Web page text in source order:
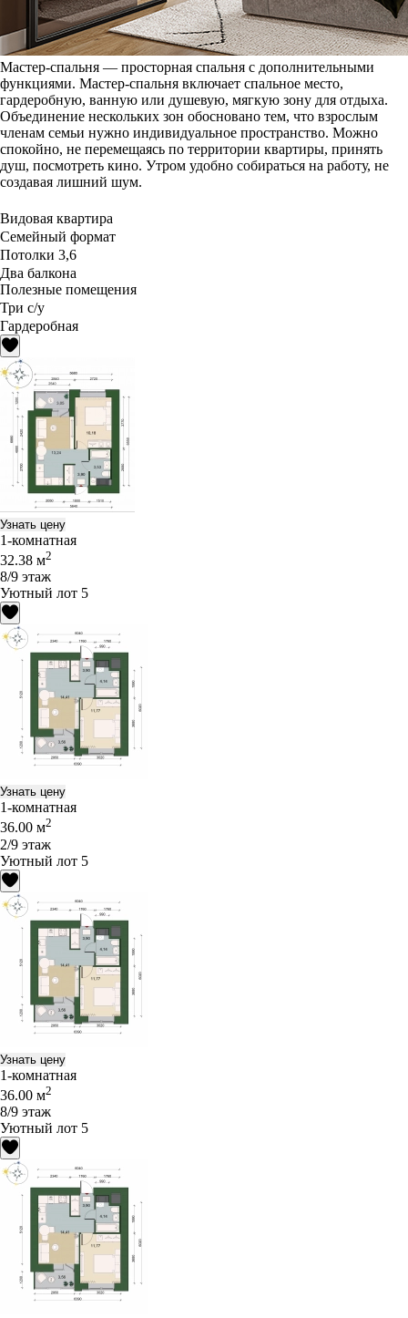
Мастер-спальня — просторная спальня с дополнительными
функциями. Мастер-спальня включает спальное место,
гардеробную, ванную или душевую, мягкую зону для отдыха.
Объединение нескольких зон обосновано тем, что взрослым
членам семьи нужно индивидуальное пространство. Можно
спокойно, не перемещаясь по территории квартиры, принять
душ, посмотреть кино. Утром удобно собираться на работу, не
создавая лишний шум.
Видовая квартира
Семейный формат
Потолки 3,6
Два балкона
Полезные помещения
Три с/у
Гардеробная
Узнать цену
1-комнатная
32.38 м2
8/9 этаж
Уютный лот 5
Узнать цену
1-комнатная
36.00 м2
2/9 этаж
Уютный лот 5
Узнать цену
1-комнатная
36.00 м2
8/9 этаж
Уютный лот 5